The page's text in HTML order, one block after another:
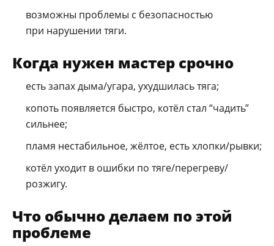
возможны проблемы с безопасностью
при нарушении тяги.
Когда нужен мастер срочно
есть запах дыма/угара, ухудшилась тяга;
копоть появляется быстро, котёл стал “чадить”
сильнее;
пламя нестабильное, жёлтое, есть хлопки/рывки;
котёл уходит в ошибки по тяге/перегреву/
розжигу.
Что обычно делаем по этой
проблеме